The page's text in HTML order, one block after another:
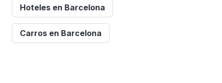
Hoteles en Barcelona
Carros en Barcelona